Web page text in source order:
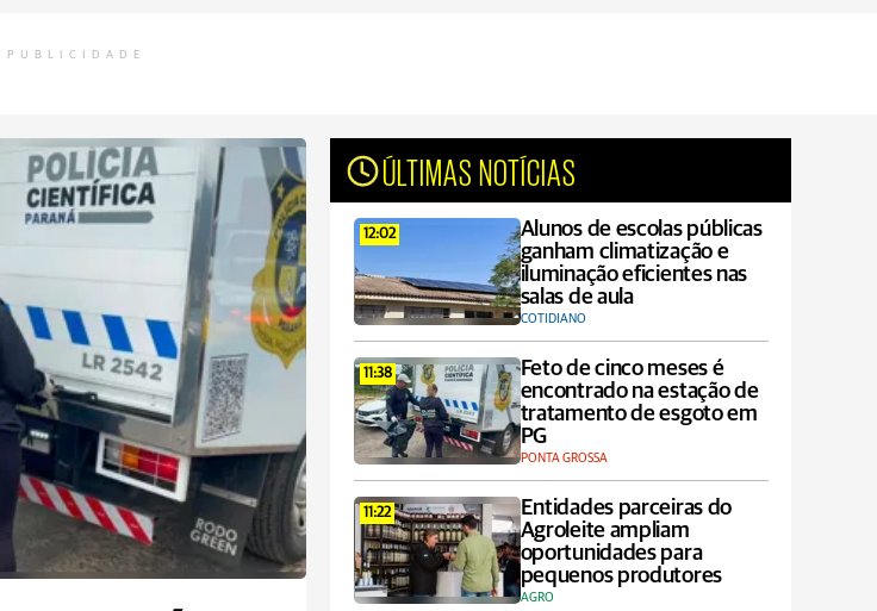
PUBLICIDADE
ÚLTIMAS NOTÍCIAS
12:02
Alunos de escolas públicas
ganham climatização e
iluminação eficientes nas
salas de aula
COTIDIANO
11:38
Feto de cinco meses é
encontrado na estação de
tratamento de esgoto em
PG
PONTA GROSSA
11:22
Entidades parceiras do
Agroleite ampliam
oportunidades para
pequenos produtores
AGRO